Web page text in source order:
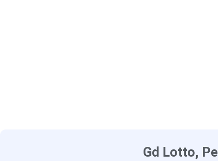
Gd Lotto,